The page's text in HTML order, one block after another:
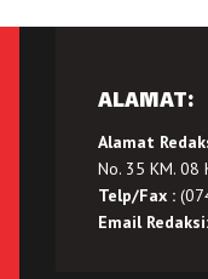
ALAMAT:
Alamat
No. 35 KM. 08
Telp/Fax :
Email Redaksi: